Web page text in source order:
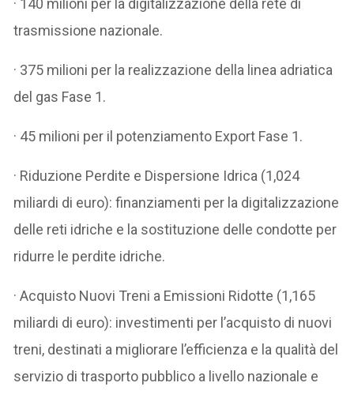
· 140 milioni per la digitalizzazione della rete di
trasmissione nazionale.
· 375 milioni per la realizzazione della linea adriatica
del gas Fase 1.
· 45 milioni per il potenziamento Export Fase 1.
· Riduzione Perdite e Dispersione Idrica (1,024
miliardi di euro): finanziamenti per la digitalizzazione
delle reti idriche e la sostituzione delle condotte per
ridurre le perdite idriche.
· Acquisto Nuovi Treni a Emissioni Ridotte (1,165
miliardi di euro): investimenti per l’acquisto di nuovi
treni, destinati a migliorare l’efficienza e la qualità del
servizio di trasporto pubblico a livello nazionale e